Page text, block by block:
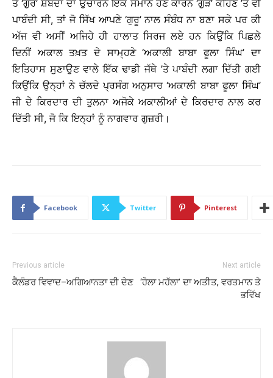
ਤੇ ‘ਗੁਰ’ ਸ਼ਬਦਾਂ ਦਾ ਉਚਾਰਨ ਇੱਕ ਸਮਾਨ ਹੋਣ ਕਾਰਨ ‘ਗੁੜ’ ਕਹਿਣ ’ਤੇ ਵੀ
ਪਾਬੰਦੀ ਸੀ, ਤਾਂ ਜੋ ਸਿੱਖ ਆਪਣੇ ‘ਗੁਰੂ’ ਨਾਲ ਸੰਬੰਧ ਨਾ ਬਣਾ ਸਕੇ ਪਰ ਕੀ
ਅੱਜ ਵੀ ਅਸੀਂ ਅਜਿਹੇ ਹੀ ਹਾਲਾਤ ਸਿਰਜ ਲਏ ਹਨ ਕਿਉਂਕਿ ਪਿਛਲੇ
ਦਿਨੀਂ ਅਕਾਲ ਤਖ਼ਤ ਦੇ ਸਾਮ੍ਹਣੇ ‘ਅਕਾਲੀ ਬਾਬਾ ਫੂਲਾ ਸਿੰਘ’ ਦਾ
ਇਤਿਹਾਸ ਸੁਣਾਉਣ ਵਾਲੇ ਇੱਕ ਢਾਡੀ ਜੱਥੇ ’ਤੇ ਪਾਬੰਦੀ ਲਗਾ ਦਿੱਤੀ ਗਈ
ਕਿਉਂਕਿ ਉਨ੍ਹਾਂ ਨੇ ਚੱਲਦੇ ਪ੍ਰਸੰਗ ਅਨੁਸਾਰ ‘ਅਕਾਲੀ ਬਾਬਾ ਫੂਲਾ ਸਿੰਘ’
ਜੀ ਦੇ ਕਿਰਦਾਰ ਦੀ ਤੁਲਨਾ ਅਜੋਕੇ ਅਕਾਲੀਆਂ ਦੇ ਕਿਰਦਾਰ ਨਾਲ ਕਰ
ਦਿੱਤੀ ਸੀ, ਜੋ ਕਿ ਇਨ੍ਹਾਂ ਨੂੰ ਨਾਗਵਾਰ ਗੁਜ਼ਰੀ।
Facebook Twitter Pinterest
Previous article
ਕੈਲੰਡਰ ਵਿਵਾਦ–ਅਗਿਆਨਤਾ ਦੀ ਦੇਣ
Next article
‘ਹੋਲਾ ਮਹੱਲਾ’ ਦਾ ਅਤੀਤ, ਵਰਤਮਾਨ ਤੇ
ਭਵਿੱਖ